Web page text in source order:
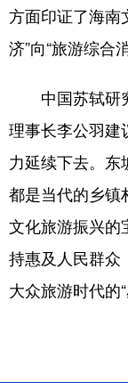
方面印证了海南
济”向“旅游综合
中国苏轼研
理事长李公羽建
力延续下去。
都是当代的乡镇
文化旅游振兴的
持惠及人民群众
大众旅游时代的